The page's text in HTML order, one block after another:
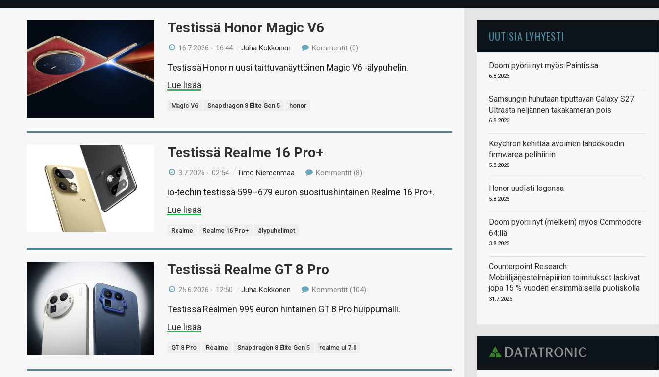
Testissä Honor Magic V6
16.7.2026 - 16:44 /Juha Kokkonen Kommentit (0)
Testissä Honorin uusi taittuvanäyttöinen Magic V6 -älypuhelin.
Lue lisää
Magic V6 Snapdragon 8 Elite Gen 5 honor
Testissä Realme 16 Pro+
3.7.2026 - 02:54 /Timo Niemenmaa Kommentit (8)
io-techin testissä 599–679 euron suositushintainen Realme 16 Pro+.
Lue lisää
Realme Realme 16 Pro+ älypuhelimet
Testissä Realme GT 8 Pro
25.6.2026 - 12:50 /Juha Kokkonen Kommentit (104)
Testissä Realmen 999 euron hintainen GT 8 Pro huippumalli.
Lue lisää
GT 8 Pro Realme Snapdragon 8 Elite Gen 5 realme ui 7.0
UUTISIA LYHYESTI
Doom pyörii nyt myös Paintissa
6.8.2026
Samsungin huhutaan tiputtavan Galaxy S27
Ultrasta neljännen takakameran pois
6.8.2026
Keychron kehittää avoimen lähdekoodin
firmwarea pelihiiriin
5.8.2026
Honor uudisti logonsa
5.8.2026
Doom pyörii nyt (melkein) myös Commodore
64:llä
3.8.2026
Counterpoint Research:
Mobiilijärjestelmäpiirien toimitukset laskivat
jopa 15 % vuoden ensimmäisellä puoliskolla
31.7.2026